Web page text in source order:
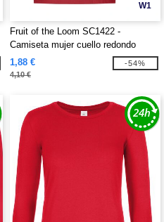
W1
Fruit of the Loom SC1422 -
Camiseta mujer cuello redondo
1,88 €
4,10 €
-54%